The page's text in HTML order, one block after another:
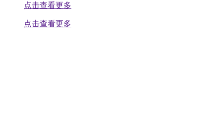
点击查看更多
点击查看更多